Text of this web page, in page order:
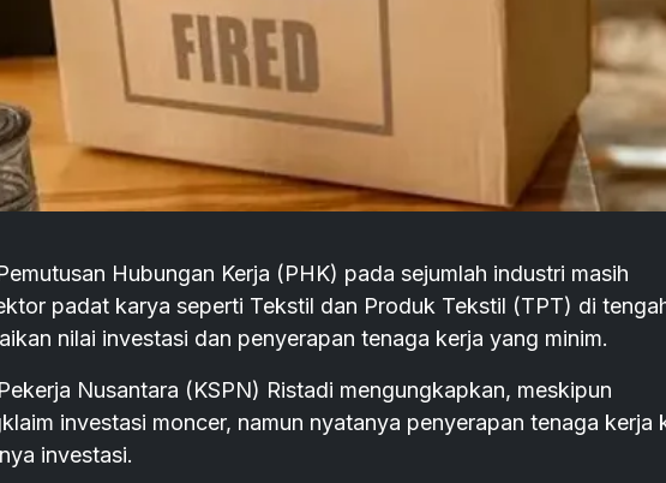
Hubungan Kerja (PHK) pada sejumlah industri masih
padat karya seperti Tekstil dan Produk Tekstil (TPT) di
nilai investasi dan penyerapan tenaga kerja yang minim.
Nusantara (KSPN) Ristadi mengungkapkan, meskipun
investasi moncer, namun nyatanya penyerapan tenaga kerja
investasi.